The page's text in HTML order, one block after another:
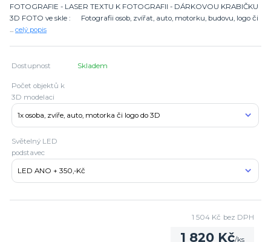
FOTOGRAFIE - LASER TEXTU K FOTOGRAFII - DÁRKOVOU KRABIČKU
3D FOTO ve skle : Fotografii osob, zvířat, auto, motorku, budovu, logo či
celý popis
Dostupnost Skladem
Počet objektů k
3D modelaci
Světelný LED
podstavec
1 820 Kč/ks
1 504 Kč bez DPH